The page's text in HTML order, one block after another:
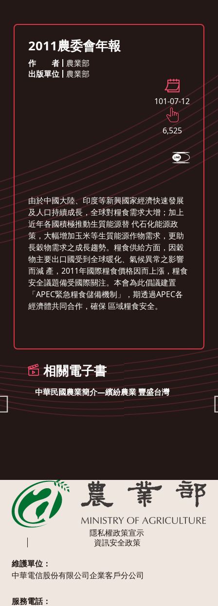
2011農委會年報
作者
農業部
出版單位
農業部
101-07-12
6,525
由於中國大陸、印度等新興國家經濟快速發展
及人口持續成長，全球對糧食需求大增；加上
近年各國積極推動生質能源替 代石化能源政
策，大幅增加玉米等生質能源作物需求，更助
長穀物需求之成長趨勢。糧食供給方面，因穀
物主要出口國受到全球暖化、氣候異常之影響
而減 產，2011年國際糧食價格因而上漲，糧食
安全議題備受國際關注。本會為此倡議建置
「APEC緊急糧食儲備機制」，期透過APEC各
經濟體共同合作，確保 區域糧食安全。
相關電子書
中華民國農業簡介—繽紛農業 豐盛台灣
隱私權政策宣示
資訊安全政策
維護單位：
中華電信股份有限公司企業客戶分公司
服務電話：